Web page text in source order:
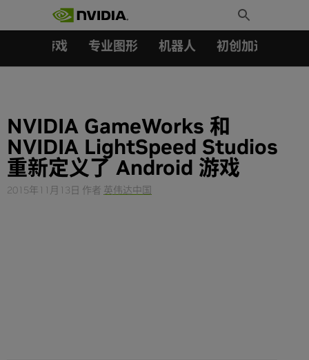
Toggle
Search
游戏 专业图形 机器人 初创加速会员成
NVIDIA GameWorks 和
NVIDIA LightSpeed Studios
重新定义了 Android 游戏
2015年11月13日 作者 英伟达中国